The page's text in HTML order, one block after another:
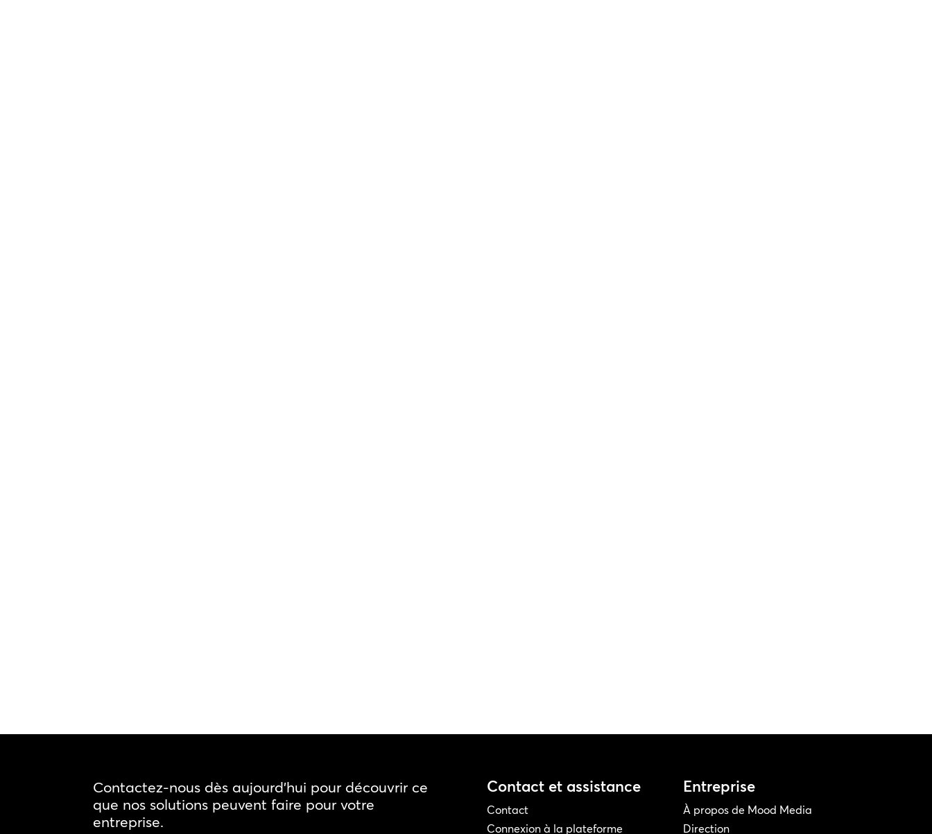
Contactez-nous dès aujourd'hui pour découvrir ce
que nos solutions peuvent faire pour votre
entreprise.
Contact et assistance
Contact
Connexion à la plateforme
Entreprise
À propos de Mood Media
Direction